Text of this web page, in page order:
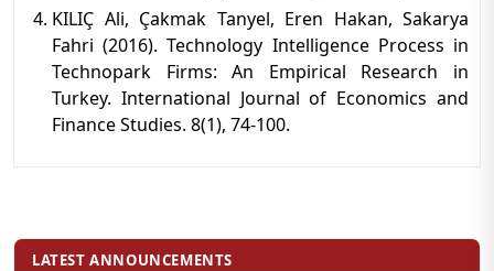
KILIÇ Ali, Çakmak Tanyel, Eren Hakan, Sakarya
Fahri (2016). Technology Intelligence Process in
Technopark Firms: An Empirical Research in
Turkey. International Journal of Economics and
Finance Studies. 8(1), 74-100.
LATEST ANNOUNCEMENTS